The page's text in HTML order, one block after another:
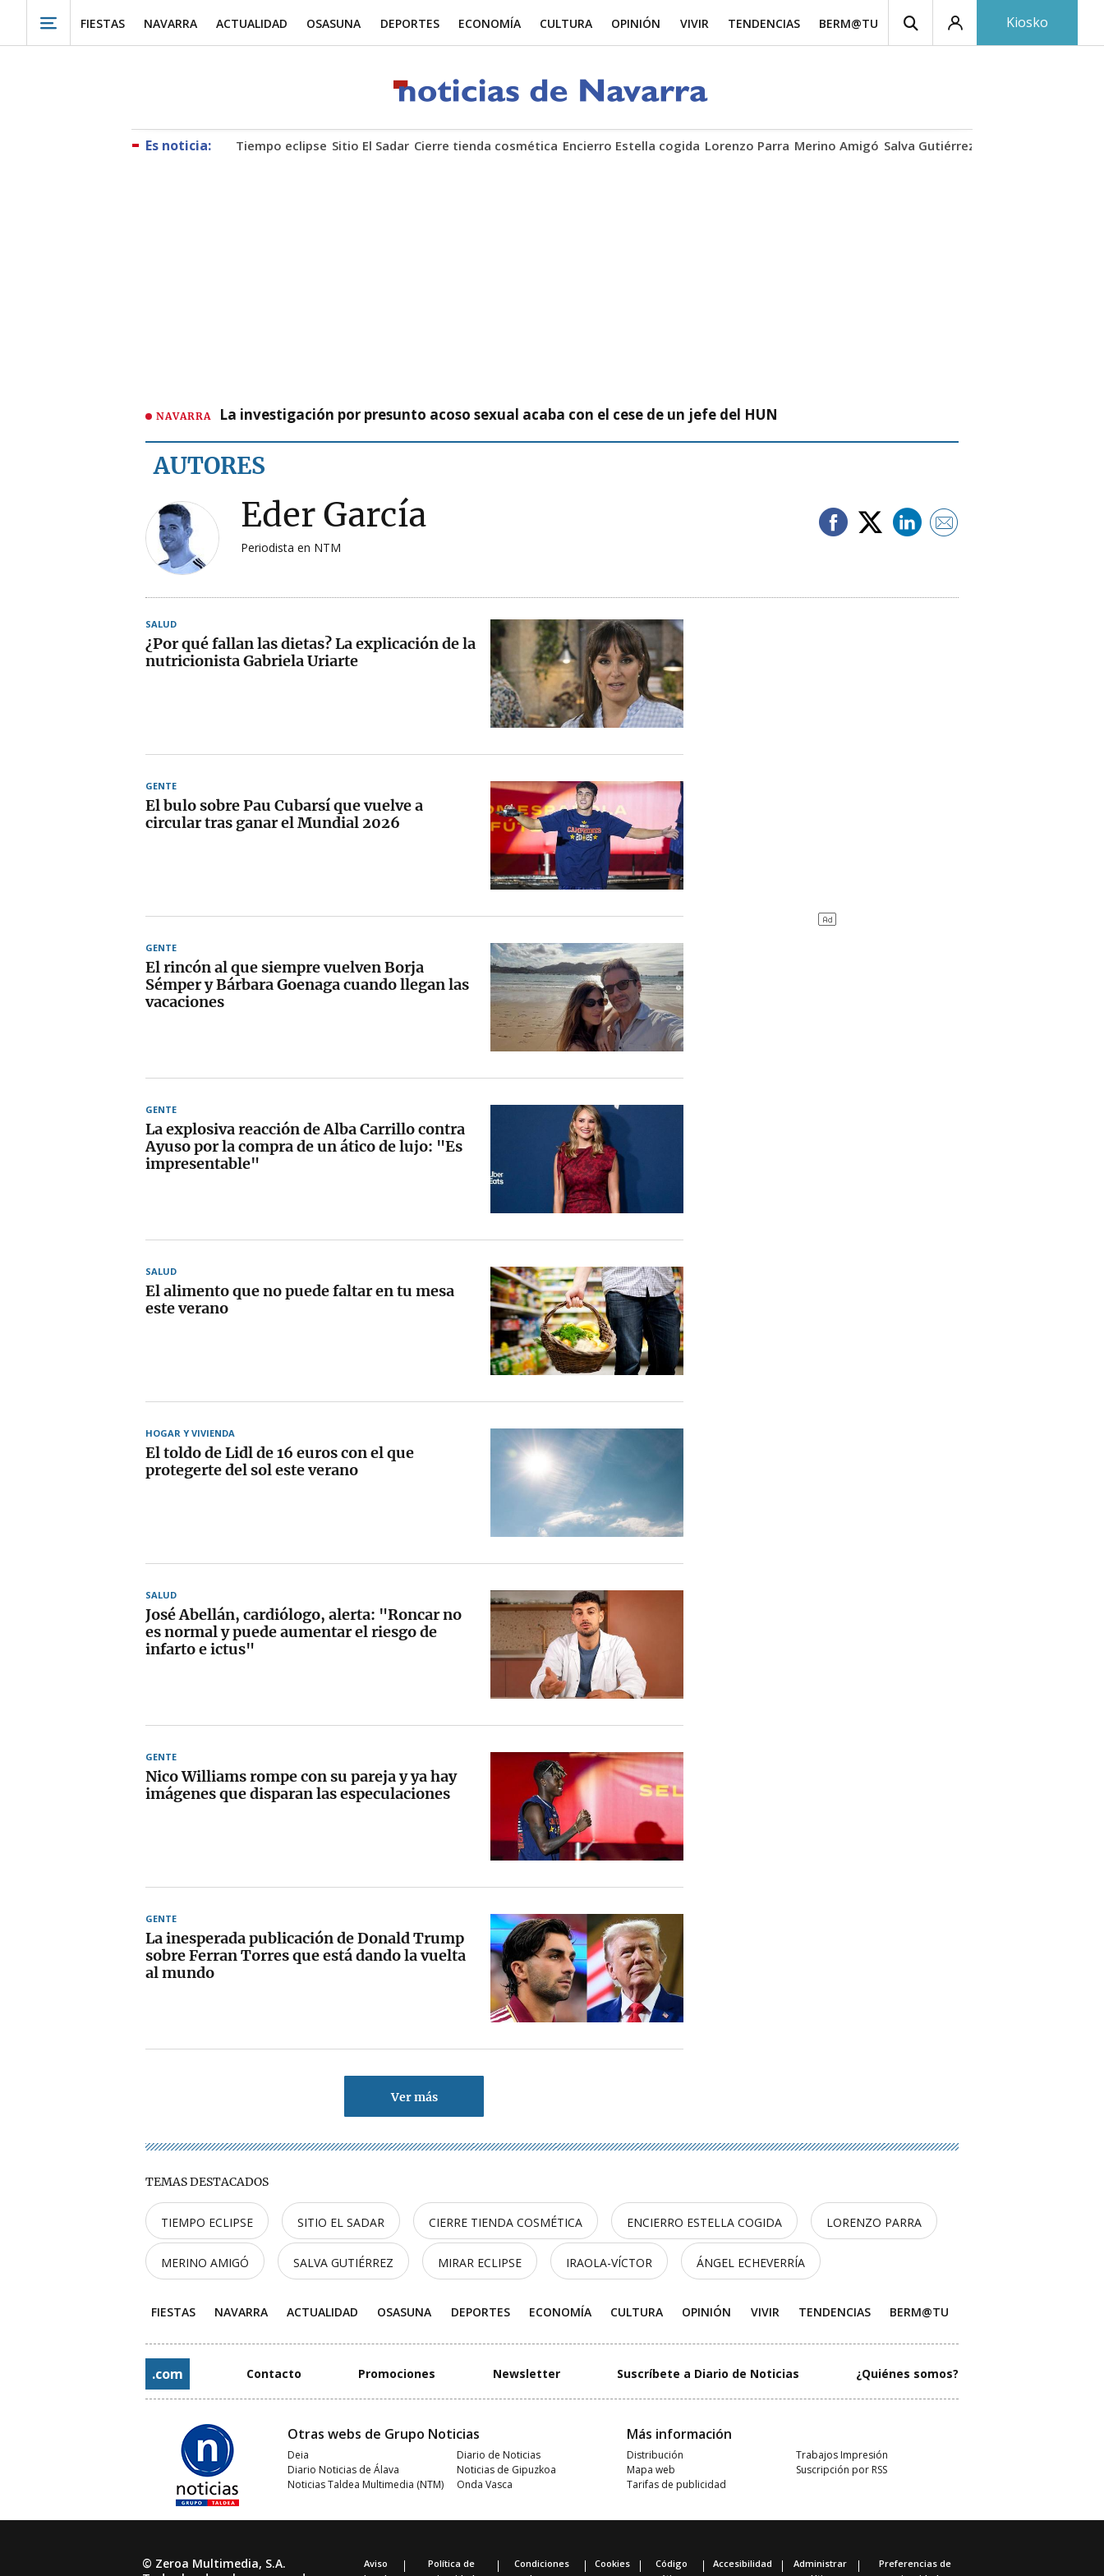
Tiempo eclipse Sitio El Sadar Cierre tienda cosmética Encierro Estella cogida Lorenzo Parra Merino Amigó Salva Gutiérrez
FIESTAS NAVARRA ACTUALIDAD OSASUNA DEPORTES ECONOMÍA CULTURA OPINIÓN VIVIR TENDENCIAS BERM@TU Kiosko
NAVARRA La investigación por presunto acoso sexual acaba con el cese de un jefe del HUN
AUTORES
Eder García
Periodista en NTM
SALUD
¿Por qué fallan las dietas? La explicación de la
nutricionista Gabriela Uriarte
GENTE
El bulo sobre Pau Cubarsí que vuelve a
circular tras ganar el Mundial 2026
GENTE
El rincón al que siempre vuelven Borja
Sémper y Bárbara Goenaga cuando llegan las
vacaciones
GENTE
La explosiva reacción de Alba Carrillo contra
Ayuso por la compra de un ático de lujo: "Es
impresentable"
SALUD
El alimento que no puede faltar en tu mesa
este verano
HOGAR Y VIVIENDA
El toldo de Lidl de 16 euros con el que
protegerte del sol este verano
SALUD
José Abellán, cardiólogo, alerta: "Roncar no
es normal y puede aumentar el riesgo de
infarto e ictus"
GENTE
Nico Williams rompe con su pareja y ya hay
imágenes que disparan las especulaciones
GENTE
La inesperada publicación de Donald Trump
sobre Ferran Torres que está dando la vuelta
al mundo
Ver más
TEMAS DESTACADOS
TIEMPO ECLIPSE SITIO EL SADAR CIERRE TIENDA COSMÉTICA ENCIERRO ESTELLA COGIDA LORENZO PARRA
MERINO AMIGÓ SALVA GUTIÉRREZ MIRAR ECLIPSE IRAOLA-VÍCTOR ÁNGEL ECHEVERRÍA
FIESTAS NAVARRA ACTUALIDAD OSASUNA DEPORTES ECONOMÍA CULTURA OPINIÓN VIVIR TENDENCIAS BERM@TU
.com Contacto Promociones Newsletter Suscríbete a Diario de Noticias ¿Quiénes somos?
Otras webs de Grupo Noticias
Deia
Diario de Noticias
Diario Noticias de Álava
Noticias de Gipuzkoa
Noticias Taldea Multimedia (NTM)
Onda Vasca
Más información
Distribución
Trabajos Impresión
Mapa web
Suscripción por RSS
Tarifas de publicidad
© Zeroa Multimedia, S.A.
Aviso
Política de
Condiciones
Cookies
Código
Accesibilidad
Administrar
Preferencias de